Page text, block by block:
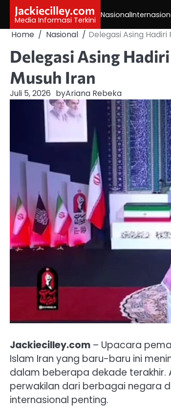
content
Jackiecilley.com
Media Informasi Terkini
Nasional
Home Nasional Delegasi Asing
Delegasi Asing
Musuh Iran
Juli 5, 2026 byAriana Rebeka
Jackiecilley.com – Upacara
Islam Iran yang baru-baru ini
dalam beberapa dekade terakhir.
perwakilan dari berbagai negara
internasional penting.